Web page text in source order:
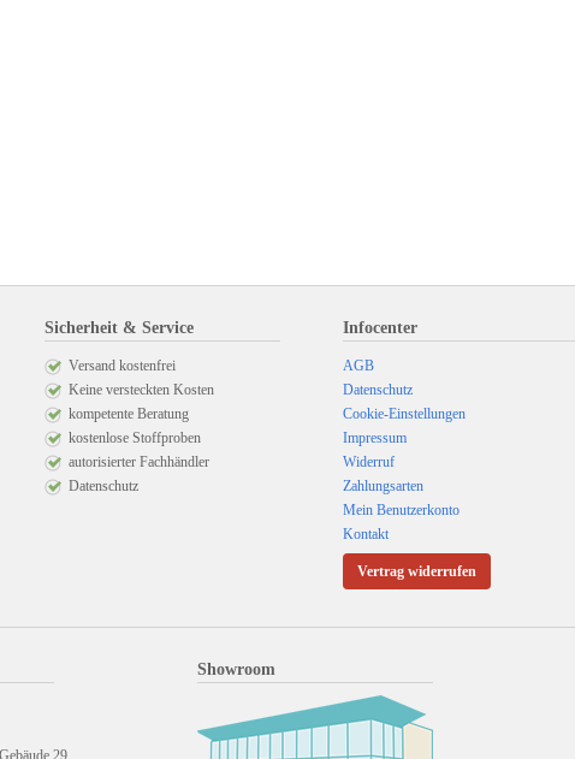
Sicherheit & Service
Versand kostenfrei
Keine versteckten Kosten
kompetente Beratung
kostenlose Stoffproben
autorisierter Fachhändler
Datenschutz
Infocenter
AGB
Datenschutz
Cookie-Einstellungen
Impressum
Widerruf
Zahlungsarten
Mein Benutzerkonto
Kontakt
Vertrag widerrufen
29
Showroom